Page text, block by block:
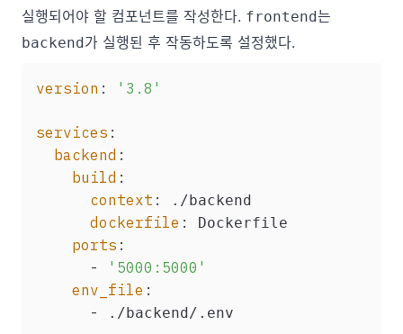
실행되어야 할 컴포넌트를 작성한다. frontend는
backend가 실행된 후 작동하도록 설정했다.
version : '3.8'
services :
backend :
build :
context : ./backend
dockerfile : Dockerfile
ports :
-
'5000:5000'
env_file :
-
./backend/.env